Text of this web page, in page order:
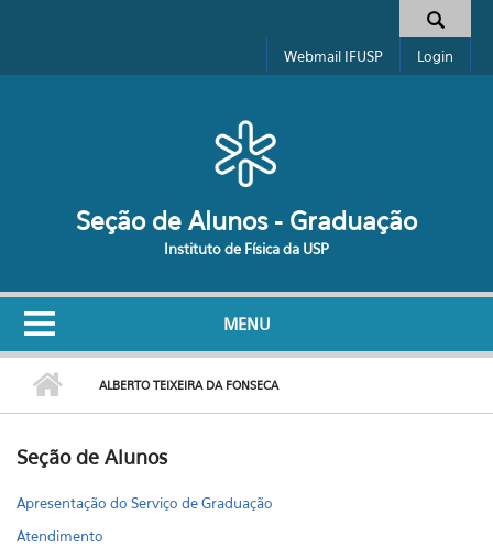
Formulário de busca
Webmail IFUSP Login
Seção de Alunos - Graduação
Instituto de Física da USP
MENU
ALBERTO TEIXEIRA DA FONSECA
Seção de Alunos
Apresentação do Serviço de Graduação
Atendimento